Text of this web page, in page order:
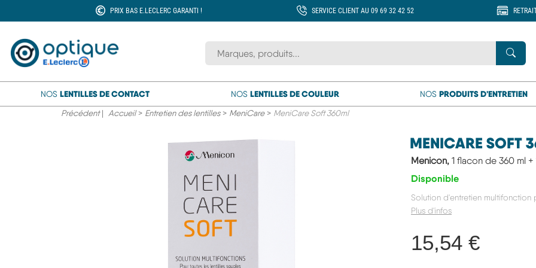
PRIX BAS E.LECLERC GARANTI ! SERVICE CLIENT AU 09 69 32 42 52
Rechercher une marque ou un produit
NOSLENTILLES DE CONTACT NOS LENTILLES DE COULEUR NOS PRODUITS D'ENTRETIEN
Précédent| Accueil > Entretien des lentilles > MeniCare > MeniCare Soft 360ml
MENICARE SOFT
Menicon, 1 flacon de 360 ml +
Disponible
Solution d'entretien multifonction
Plus d'infos
15,54 €